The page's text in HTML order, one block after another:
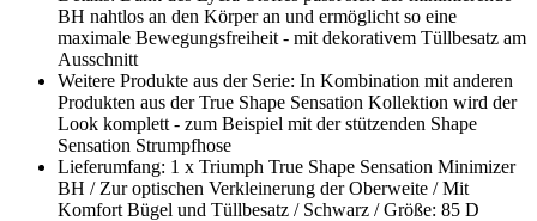
BH nahtlos an den Körper an und ermöglicht so eine
maximale Bewegungsfreiheit - mit dekorativem Tüllbesatz am
Ausschnitt
Weitere Produkte aus der Serie: In Kombination mit anderen
Produkten aus der True Shape Sensation Kollektion wird der
Look komplett - zum Beispiel mit der stützenden Shape
Sensation Strumpfhose
Lieferumfang: 1 x Triumph True Shape Sensation Minimizer
BH / Zur optischen Verkleinerung der Oberweite / Mit
Komfort Bügel und Tüllbesatz / Schwarz / Größe: 85 D